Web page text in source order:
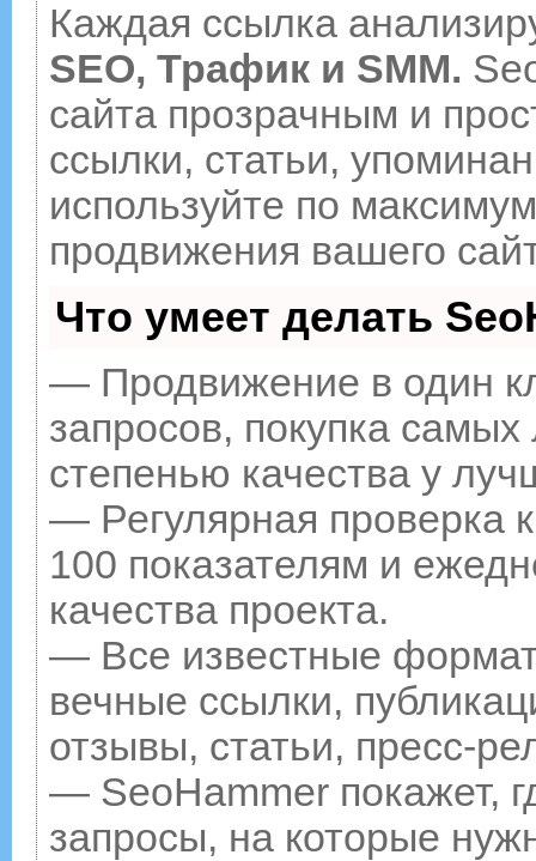
Каждая ссылка
SEO, Трафик и SMM.
сайта прозрачным и
ссылки, статьи,
используйте по
продвижения вашего
Что умеет делать
— Продвижение в один
запросов, покупка
степенью качества у
— Регулярная проверка
100 показателям и
качества проекта.
— Все известные
вечные ссылки,
отзывы, статьи, пресс-
— SeoHammer покажет,
запросы, на которые